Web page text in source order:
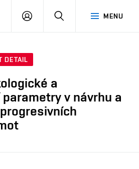
MENU
LOG
SEARCH
DETAIL
a
v návrhu a